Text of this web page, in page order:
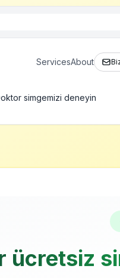
ServicesAbout
simgemizi deneyin
ücretsiz